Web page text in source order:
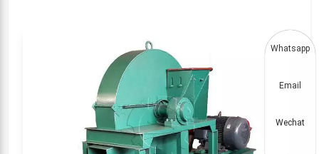
Whatsapp
Email
Wechat